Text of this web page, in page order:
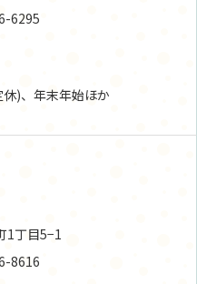
6295
)、年末年始ほか
1丁目5−1
8616